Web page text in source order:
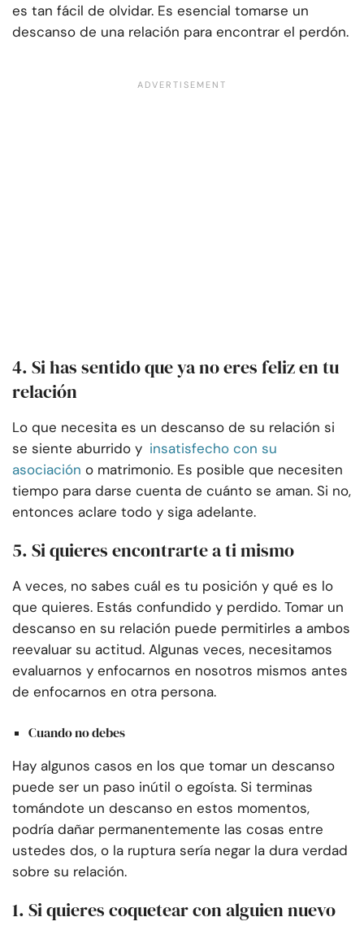
es tan fácil de olvidar. Es esencial tomarse un
descanso de una relación para encontrar el perdón.
4. Si has sentido que ya no eres feliz en tu
relación
Lo que necesita es un descanso de su relación si
se siente aburrido y insatisfecho con su
asociación o matrimonio. Es posible que necesiten
tiempo para darse cuenta de cuánto se aman. Si no,
entonces aclare todo y siga adelante.
5. Si quieres encontrarte a ti mismo
A veces, no sabes cuál es tu posición y qué es lo
que quieres. Estás confundido y perdido. Tomar un
descanso en su relación puede permitirles a ambos
reevaluar su actitud. Algunas veces, necesitamos
evaluarnos y enfocarnos en nosotros mismos antes
de enfocarnos en otra persona.
Cuando no debes
Hay algunos casos en los que tomar un descanso
puede ser un paso inútil o egoísta. Si terminas
tomándote un descanso en estos momentos,
podría dañar permanentemente las cosas entre
ustedes dos, o la ruptura sería negar la dura verdad
sobre su relación.
1. Si quieres coquetear con alguien nuevo